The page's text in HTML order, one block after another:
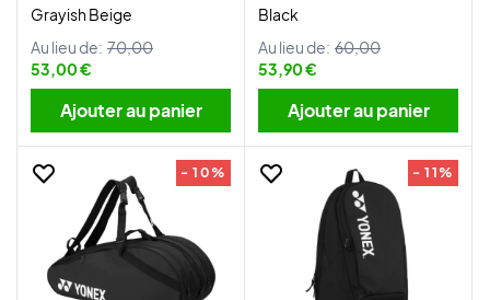
Grayish Beige
Au lieu de: 70,00
53,00 €
Ajouter au panier
Black
Au lieu de: 60,00
53,90 €
Ajouter au panier
- 10% - 11%